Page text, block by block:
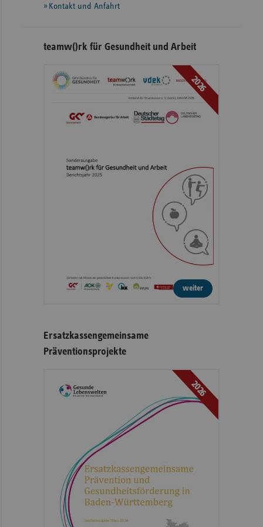
Kontakt und Anfahrt
teamw()rk für Gesundheit und Arbeit
2026
weiter
Ersatzkassengemeinsame
Präventionsprojekte
2026